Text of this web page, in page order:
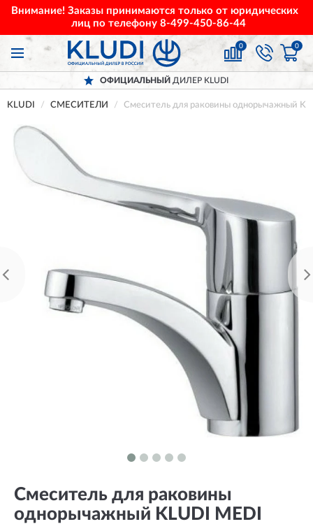
Внимание! Заказы принимаются только от юридических
лиц по телефону 8-499-450-86-44
0 0
ОФИЦИАЛЬНЫЙ ДИЛЕР KLUDI
KLUDI СМЕСИТЕЛИ Смеситель для раковины однорычажный
Смеситель для раковины
однорычажный KLUDI MEDI